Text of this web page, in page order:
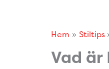
Hem Stiltips
Vad